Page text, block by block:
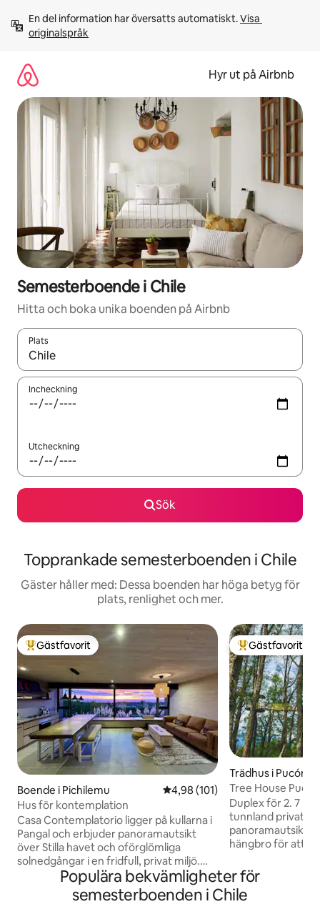
innehåll
En del information har översatts automatiskt. Visa
originalspråk
Hyr ut på Airbnb
Semesterboende i Chile
Hitta och boka unika boenden på Airbnb
Plats
När resultaten är tillgängliga kan du navigera med upp- och
Incheckning
Utcheckning
Sök
Topprankade semesterboenden i Chile
Gäster håller med: Dessa boenden har höga betyg för
plats, renlighet och mer.
Populär gästfavorit
Gästfavorit
Boende i Pichilemu 4,98 av 5 i genomsnittligt
4,98 (101)
Hus för kontemplation
Casa Contemplatorio ligger på kullarna i
Pangal och erbjuder panoramautsikt
över Stilla havet och oförglömliga
solnedgångar i en fridfull, privat miljö.
Gäster älskar lugnet, den mysiga
designen och känslan av att vara
omgiven av naturen samtidigt som det
Populär
Gästfavorit
Trädhus i Pucón
Tree House
Duplex deluxe
Duplex för 2. 7 meter över marken. 2
tunnland privat
panoramautsikt
hängbro för att
golvvärme och
förbränning.
Skrivbord, Wi-Fi, fullt utrustat kök med
Populära bekvämligheter för
semesterboenden i Chile